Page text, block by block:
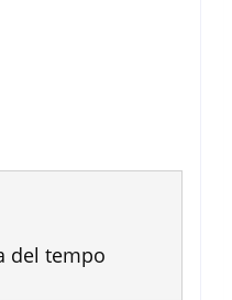
del tempo